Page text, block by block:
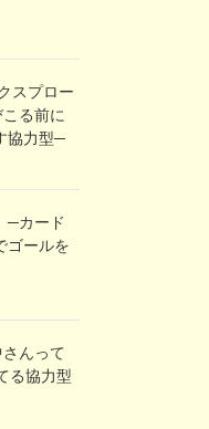
スプロー
る前に
協力型─
─カード
ゴールを
んって
る協力型